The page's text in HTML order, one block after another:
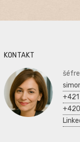
KONTAKT